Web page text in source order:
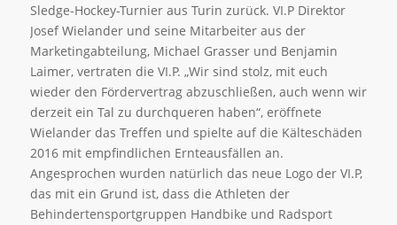
Sledge-Hockey-Turnier aus Turin zurück. VI.P Direktor
Josef Wielander und seine Mitarbeiter aus der
Marketingabteilung, Michael Grasser und Benjamin
Laimer, vertraten die VI.P. „Wir sind stolz, mit euch
wieder den Fördervertrag abzuschließen, auch wenn wir
derzeit ein Tal zu durchqueren haben“, eröffnete
Wielander das Treffen und spielte auf die Kälteschäden
2016 mit empfindlichen Ernteausfällen an.
Angesprochen wurden natürlich das neue Logo der VI.P,
das mit ein Grund ist, dass die Athleten der
Behindertensportgruppen Handbike und Radsport